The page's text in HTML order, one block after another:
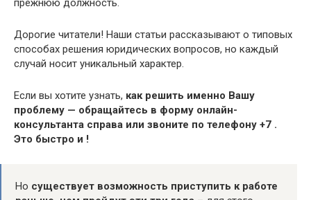
прежнюю должность.
Дорогие читатели! Наши статьи рассказывают о типовых
способах решения юридических вопросов, но каждый
случай носит уникальный характер.
Если вы хотите узнать, как решить именно Вашу
проблему — обращайтесь в форму онлайн-
консультанта справа или звоните по телефону +7 .
Это быстро и !
Но существует возможность приступить к работе